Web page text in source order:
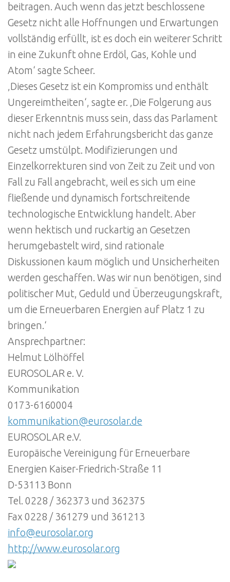
beitragen. Auch wenn das jetzt beschlossene
Gesetz nicht alle Hoffnungen und Erwartungen
vollständig erfüllt, ist es doch ein weiterer Schritt
in eine Zukunft ohne Erdöl, Gas, Kohle und
Atom‘ sagte Scheer.
‚Dieses Gesetz ist ein Kompromiss und enthält
Ungereimtheiten‘, sagte er. ‚Die Folgerung aus
dieser Erkenntnis muss sein, dass das Parlament
nicht nach jedem Erfahrungsbericht das ganze
Gesetz umstülpt. Modifizierungen und
Einzelkorrekturen sind von Zeit zu Zeit und von
Fall zu Fall angebracht, weil es sich um eine
fließende und dynamisch fortschreitende
technologische Entwicklung handelt. Aber
wenn hektisch und ruckartig an Gesetzen
herumgebastelt wird, sind rationale
Diskussionen kaum möglich und Unsicherheiten
werden geschaffen. Was wir nun benötigen, sind
politischer Mut, Geduld und Überzeugungskraft,
um die Erneuerbaren Energien auf Platz 1 zu
bringen.‘
Ansprechpartner:
Helmut Lölhöffel
EUROSOLAR e. V.
Kommunikation
0173-6160004
kommunikation@eurosolar.de
EUROSOLAR e.V.
Europäische Vereinigung für Erneuerbare
Energien Kaiser-Friedrich-Straße 11
D-53113 Bonn
Tel. 0228 / 362373 und 362375
Fax 0228 / 361279 und 361213
info@eurosolar.org
http://www.eurosolar.org